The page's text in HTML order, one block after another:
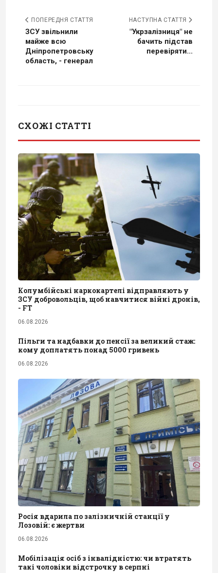
ПОПЕРЕДНЯ СТАТТЯ
ЗСУ звільнили
майже всю
Дніпропетровську
область, - генерал
НАСТУПНА СТАТТЯ
"Укрзалізниця" не
бачить підстав
перевіряти...
СХОЖІ СТАТТІ
Колумбійські наркокартелі відправляють у
ЗСУ добровольців, щоб навчитися війні дронів,
- FT
06.08.2026
Пільги та надбавки до пенсії за великий стаж:
кому доплатять понад 5000 гривень
06.08.2026
Росія вдарила по залізничній станції у
Лозовій: є жертви
06.08.2026
Мобілізація осіб з інвалідністю: чи втратять
такі чоловіки відстрочку в серпні